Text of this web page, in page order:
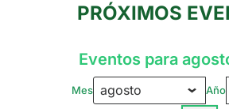
PRÓXIMOS
Eventos para
Mes Año